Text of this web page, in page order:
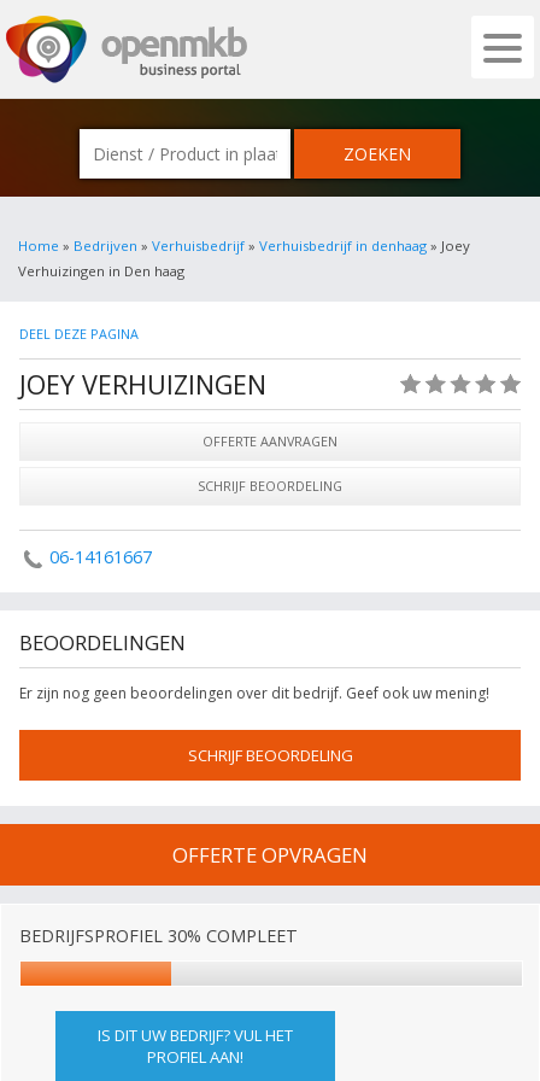
OPENMKB - DE ZAKELIJKE PORTAL
Home » Bedrijven » Verhuisbedrijf » Verhuisbedrijf in denhaag » Joey
Verhuizingen in Den haag
DEEL DEZE PAGINA
JOEY VERHUIZINGEN
OFFERTE AANVRAGEN
SCHRIJF BEOORDELING
06-14161667
BEOORDELINGEN
Er zijn nog geen beoordelingen over dit bedrijf. Geef ook uw mening!
SCHRIJF BEOORDELING
OFFERTE OPVRAGEN
BEDRIJFSPROFIEL 30% COMPLEET
IS DIT UW BEDRIJF? VUL HET
PROFIEL AAN!